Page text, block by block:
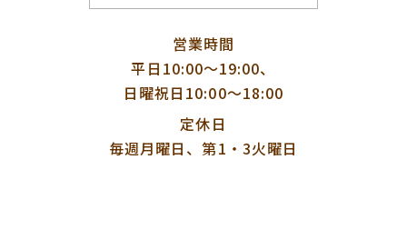
営業時間
平日10:00〜19:00、
日曜祝日10:00〜18:00
定休日
毎週月曜日、第1・3火曜日